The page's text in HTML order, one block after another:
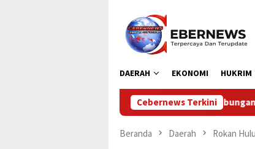
konten
DAERAH EKONOMI HUKRIM
Cebernews Terkini
Dinas Perhubungan Kabupaten Kampar
Beranda Daerah Rokan Hulu